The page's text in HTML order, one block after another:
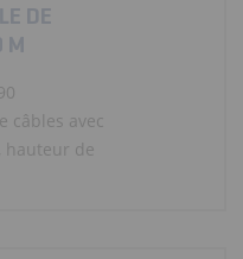
DE
M
câbles avec
hauteur de